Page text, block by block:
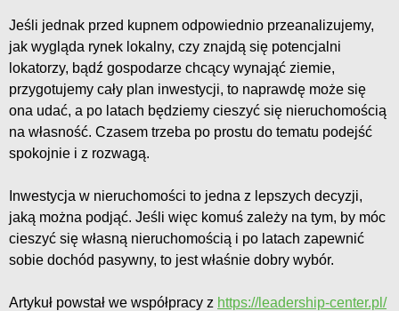
Jeśli jednak przed kupnem odpowiednio przeanalizujemy,
jak wygląda rynek lokalny, czy znajdą się potencjalni
lokatorzy, bądź gospodarze chcący wynająć ziemie,
przygotujemy cały plan inwestycji, to naprawdę może się
ona udać, a po latach będziemy cieszyć się nieruchomością
na własność. Czasem trzeba po prostu do tematu podejść
spokojnie i z rozwagą.
Inwestycja w nieruchomości to jedna z lepszych decyzji,
jaką można podjąć. Jeśli więc komuś zależy na tym, by móc
cieszyć się własną nieruchomością i po latach zapewnić
sobie dochód pasywny, to jest właśnie dobry wybór.
Artykuł powstał we współpracy z https://leadership-center.pl/